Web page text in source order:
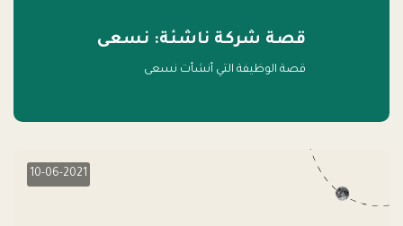
قصة شركة ناشئة: نسعى
قصة الوظيفة التي أنشأت نسعى
10-06-2021